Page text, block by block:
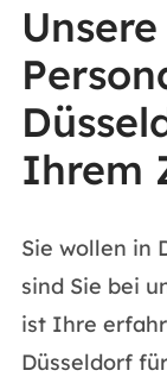
Unsere
Ihrem
Sie wollen in
sind Sie bei
ist Ihre
Düsseldorf